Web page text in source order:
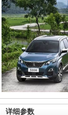
详细参数